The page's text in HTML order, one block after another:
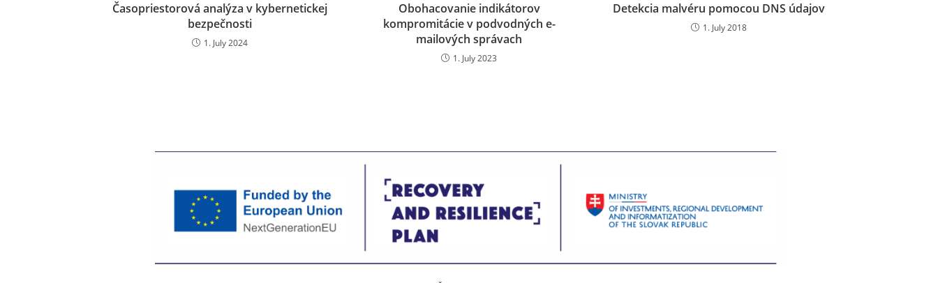
Časopriestorová analýza v kybernetickej
bezpečnosti
1. July 2024
Obohacovanie indikátorov
kompromitácie v podvodných e-
mailových správach
1. July 2023
Detekcia malvéru pomocou DNS údajov
1. July 2018